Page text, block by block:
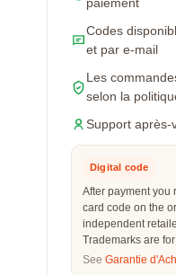
paiement
Codes
et par e-mail
Les
selon la
Support après-
Digital code
After payment you
card code on the
independent
Trademarks are
See Garantie